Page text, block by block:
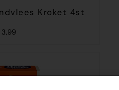
Kroket 4st
3,99